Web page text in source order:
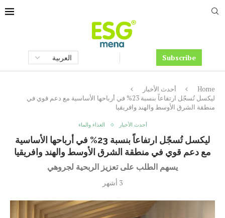
Subscribe
Home
أحدث الأخبار
ليكسل تُسجّل ارتفاعاً بنسبة 23% في أرباحها الأساسية مع دعم قوي في
منطقة الشرق الأوسط والهند وافريقيا
أحدث الأخبار الغذاء والماء
ليكسل تُسجّل ارتفاعاً بنسبة 23% في أرباحها الأساسية
مع دعم قوي في منطقة الشرق الأوسط والهند وافريقيا
يسهم الطلب على تعزيز الربحية لجروهي
3 أشهر